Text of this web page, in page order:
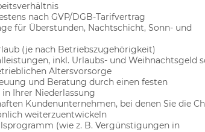
nach GVP/DGB-Tarifvertrag
für Überstunden, Nachtschicht, Sonn- und
(je nach Betriebszugehörigkeit)
inkl. Urlaubs- und Weihnachtsgeld
Altersvorsorge
und Beratung durch einen festen
Ihrer Niederlassung
Kundenunternehmen, bei denen Sie die
weiterzuentwickeln
(wie z. B. Vergünstigungen in